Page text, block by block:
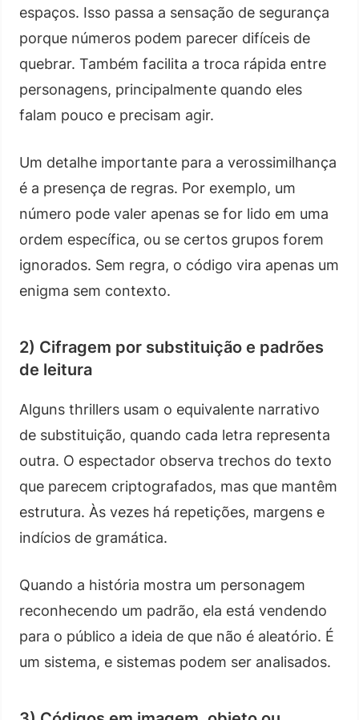
espaços. Isso passa a sensação de segurança
porque números podem parecer difíceis de
quebrar. Também facilita a troca rápida entre
personagens, principalmente quando eles
falam pouco e precisam agir.
Um detalhe importante para a verossimilhança
é a presença de regras. Por exemplo, um
número pode valer apenas se for lido em uma
ordem específica, ou se certos grupos forem
ignorados. Sem regra, o código vira apenas um
enigma sem contexto.
2) Cifragem por substituição e padrões
de leitura
Alguns thrillers usam o equivalente narrativo
de substituição, quando cada letra representa
outra. O espectador observa trechos do texto
que parecem criptografados, mas que mantêm
estrutura. Às vezes há repetições, margens e
indícios de gramática.
Quando a história mostra um personagem
reconhecendo um padrão, ela está vendendo
para o público a ideia de que não é aleatório. É
um sistema, e sistemas podem ser analisados.